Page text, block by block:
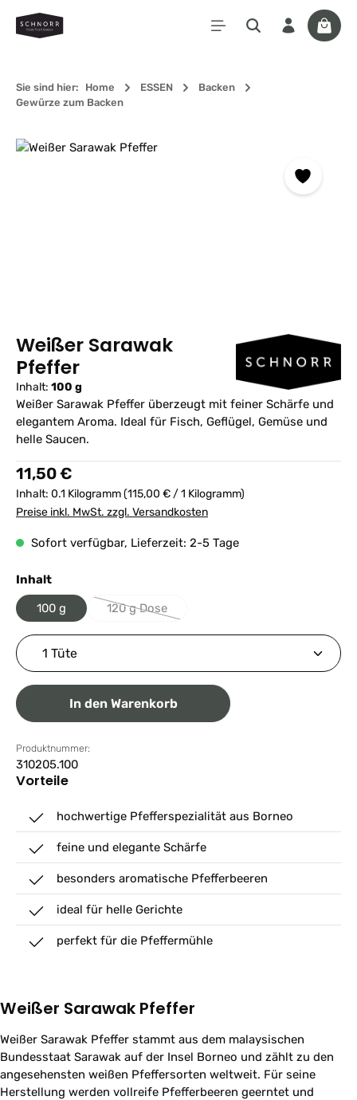
Zum Hauptinhalt springen
Sie sind hier: Home ESSEN
Backen
Gewürze zum Backen
Bildergalerie überspringen
Weißer Sarawak
Pfeffer
Inhalt: 100 g
Weißer Sarawak Pfeffer überzeugt mit feiner Schärfe und
elegantem Aroma. Ideal für Fisch, Geflügel, Gemüse und
helle Saucen.
Regulärer Preis:
11,50 €
Inhalt: 0.1 Kilogramm(115,00 € / 1 Kilogramm)
Preise inkl. MwSt. zzgl. Versandkosten
Sofort verfügbar, Lieferzeit: 2-5 Tage
Inhaltauswählen
100 g 120 g Dose
(Diese Option ist zurzeit nicht verfügbar.)
Produkt Anzahl: Gib den gewünschten Wert ein
In den Warenkorb
Produktnummer:
310205.100
Vorteile
hochwertige Pfefferspezialität aus Borneo
feine und elegante Schärfe
besonders aromatische Pfefferbeeren
ideal für helle Gerichte
perfekt für die Pfeffermühle
Weißer Sarawak Pfeffer
Weißer Sarawak Pfeffer stammt aus dem malaysischen
Bundesstaat Sarawak auf der Insel Borneo und zählt zu den
angesehensten weißen Pfeffersorten weltweit. Für seine
Herstellung werden vollreife Pfefferbeeren geerntet und